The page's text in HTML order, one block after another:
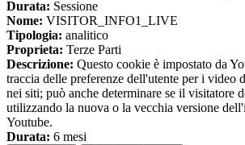
Durata: Sessione
Nome: VISITOR_INFO1_LIVE
Tipologia: analitico
Proprieta: Terze Parti
Descrizione: Questo cookie è impostato da
traccia delle preferenze dell'utente per i video
nei siti; può anche determinare se il visitatore
utilizzando la nuova o la vecchia versione
Youtube.
Durata: 6 mesi